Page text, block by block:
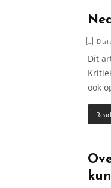
Dit
ook